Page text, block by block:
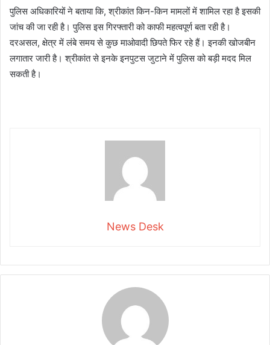
पुलिस अधिकारियों ने बताया कि, श्रीकांत किन-किन मामलों में शामिल रहा है इसकी
जांच की जा रही है। पुलिस इस गिरफ्तारी को काफी महत्वपूर्ण बता रही है।
दरअसल, क्षेत्र में लंबे समय से कुछ माओवादी छिपते फिर रहे हैं। इनकी खोजबीन
लगातार जारी है। श्रीकांत से इनके इनपुटस जुटाने में पुलिस को बड़ी मदद मिल
सकती है।
News Desk